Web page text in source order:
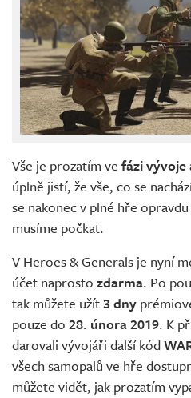
Vše je prozatím ve fázi vývoje
úplně jistí, že vše, co se
se nakonec v plné hře
musíme počkat.
V Heroes & Generals je nyní
účet naprosto zdarma. Po
tak můžete užít3 dny
pouze do 28. února 2019. K
darovali vývojáři další kód
všech samopalů ve hře
můžete vidět, jak prozatím